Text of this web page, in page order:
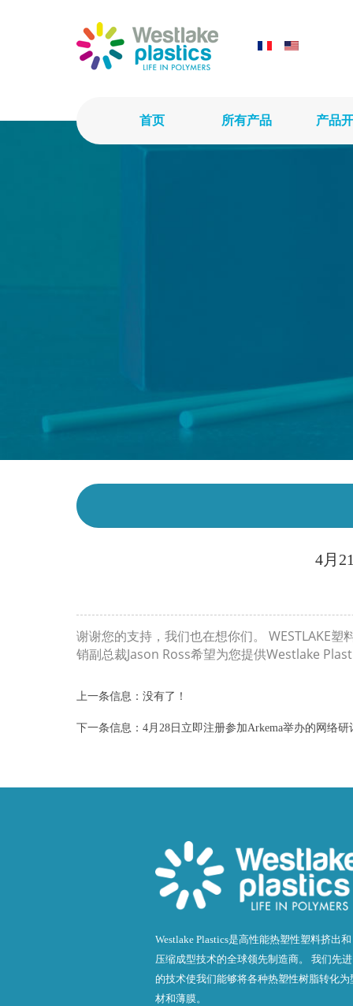
首页 所有产品 产品
4月
谢谢您的支持，我们也在想你们。 WESTLAKE塑
销副总裁Jason Ross希望为您提供Westlake
上一条信息：没有了！
下一条信息： 4月28日立即注册参加Arkema举办的网络研
Westlake Plastics是高性能热塑性塑料挤出和
压缩成型技术的全球领先制造商。 我们先进
的技术使我们能够将各种热塑性树脂转化为
材和薄膜。